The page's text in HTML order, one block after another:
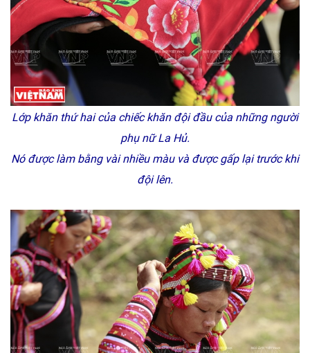
Lớp khăn thứ hai của chiếc khăn đội đầu của những người
phụ nữ La Hủ.
Nó được làm bằng vài nhiều màu và được gấp lại trước khi
đội lên.